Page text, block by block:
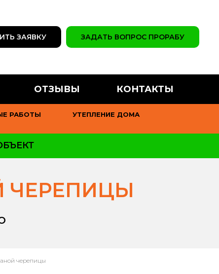
ЗАЯВКУ ЗАДАТЬ ВОПРОС ПРОРАБУ
ОТЗЫВЫ КОНТАКТЫ
РАБОТЫ
УТЕПЛЕНИЕ ДОМА
ЧЕРЕПИЦЫ
черепицы